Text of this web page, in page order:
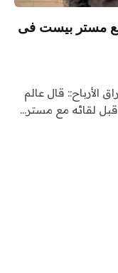
مستر بيست فى
الأرباح:: قال عالم
قبل لقائه مع مستر…